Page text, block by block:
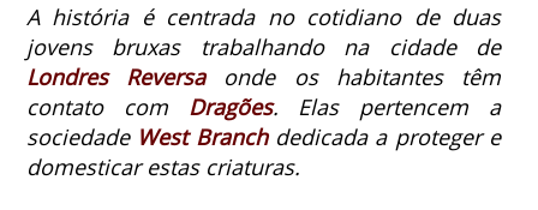
A história é centrada no cotidiano de duas
jovens bruxas trabalhando na cidade de
Londres Reversa
onde os habitantes têm
contato com Dragões. Elas pertencem a
sociedade West Branchdedicada a proteger e
domesticar estas criaturas.